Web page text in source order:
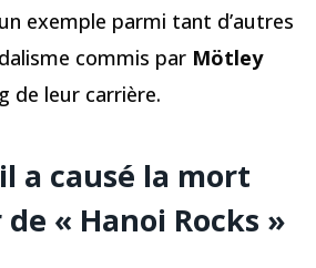
exemple parmi tant d’autres
commis par Mötley
de leur carrière.
a causé la mort
« Hanoi Rocks »